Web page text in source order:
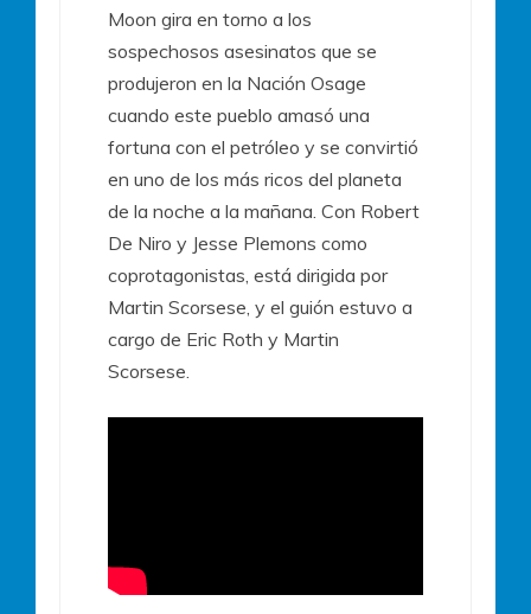
Moon gira en torno a los
sospechosos asesinatos que se
produjeron en la Nación Osage
cuando este pueblo amasó una
fortuna con el petróleo y se convirtió
en uno de los más ricos del planeta
de la noche a la mañana. Con Robert
De Niro y Jesse Plemons como
coprotagonistas, está dirigida por
Martin Scorsese, y el guión estuvo a
cargo de Eric Roth y Martin
Scorsese.